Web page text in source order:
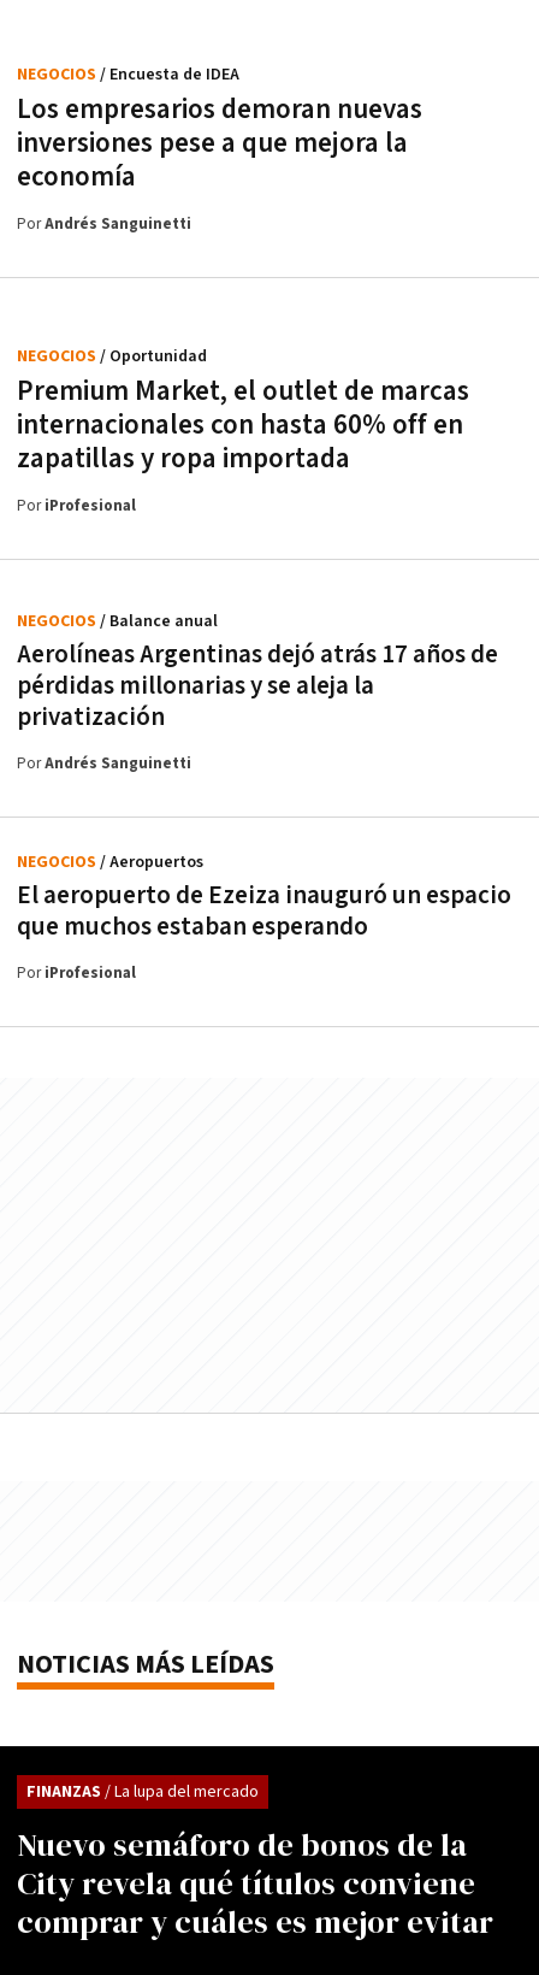
Los empresarios demoran nuevas
inversiones pese a que mejora la
economía
NEGOCIOS / Encuesta de IDEA
PorAndrés Sanguinetti
Premium Market, el outlet de marcas
internacionales con hasta 60% off en
zapatillas y ropa importada
NEGOCIOS / Oportunidad
PoriProfesional
Aerolíneas Argentinas dejó atrás 17 años de
pérdidas millonarias y se aleja la
privatización
NEGOCIOS / Balance anual
PorAndrés Sanguinetti
El aeropuerto de Ezeiza inauguró un espacio
que muchos estaban esperando
NEGOCIOS / Aeropuertos
PoriProfesional
NOTICIAS MÁS LEÍDAS
Nuevo semáforo de bonos de la
City revela qué títulos conviene
comprar y cuáles es mejor evitar
FINANZAS / La lupa del mercado